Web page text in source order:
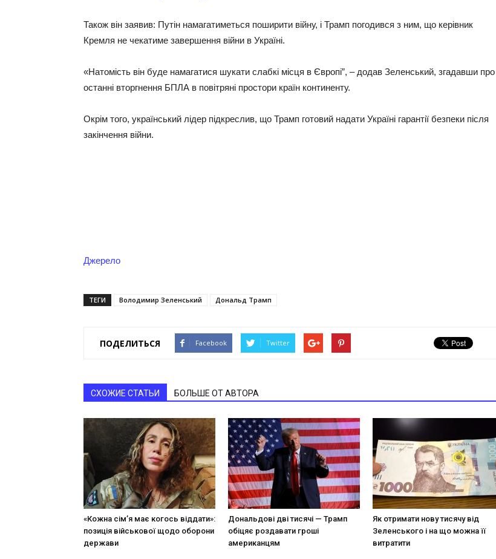
Також він заявив: Путін намагатиметься поширити війну, і Трамп погодився з ним, що керівник
Кремля не чекатиме завершення війни в Україні.
«Натомість він буде намагатися шукати слабкі місця в Європі”, – додав Зеленський, згадавши про
останні вторгнення БПЛА в повітряні простори країн континенту.
Окрім того, український лідер підкреслив, що Трамп готовий надати Україні гарантії безпеки після
закінчення війни.
Джерело
ТЕГИ Володимир Зеленський Дональд Трамп
ПОДЕЛИТЬСЯ Facebook Twitter
СХОЖИЕ СТАТЬИ БОЛЬШЕ ОТ АВТОРА
«Кожна сім’я має когось віддати»:
позиція військової щодо оборони
держави
Дональдові дві тисячі — Трамп
обіцяє роздавати гроші
американцям
Як отримати нову тисячу від
Зеленського і на що можна її
витратити